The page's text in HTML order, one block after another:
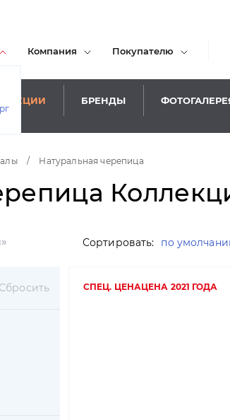
Компания Покупателю
АКЦИИ БРЕНДЫ
/ Натуральная черепица
Сбросить
Сортировать: по
СПЕЦ. ЦЕНАЦЕНА 2021 ГОДА